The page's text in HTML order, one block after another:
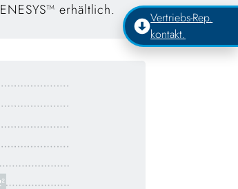
Vertriebs-Rep.
kontakt.
erhältlich.